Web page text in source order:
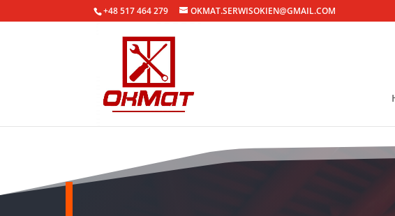
+48 517 464 279 OKMAT.SERWISOKIEN@GMAIL.COM